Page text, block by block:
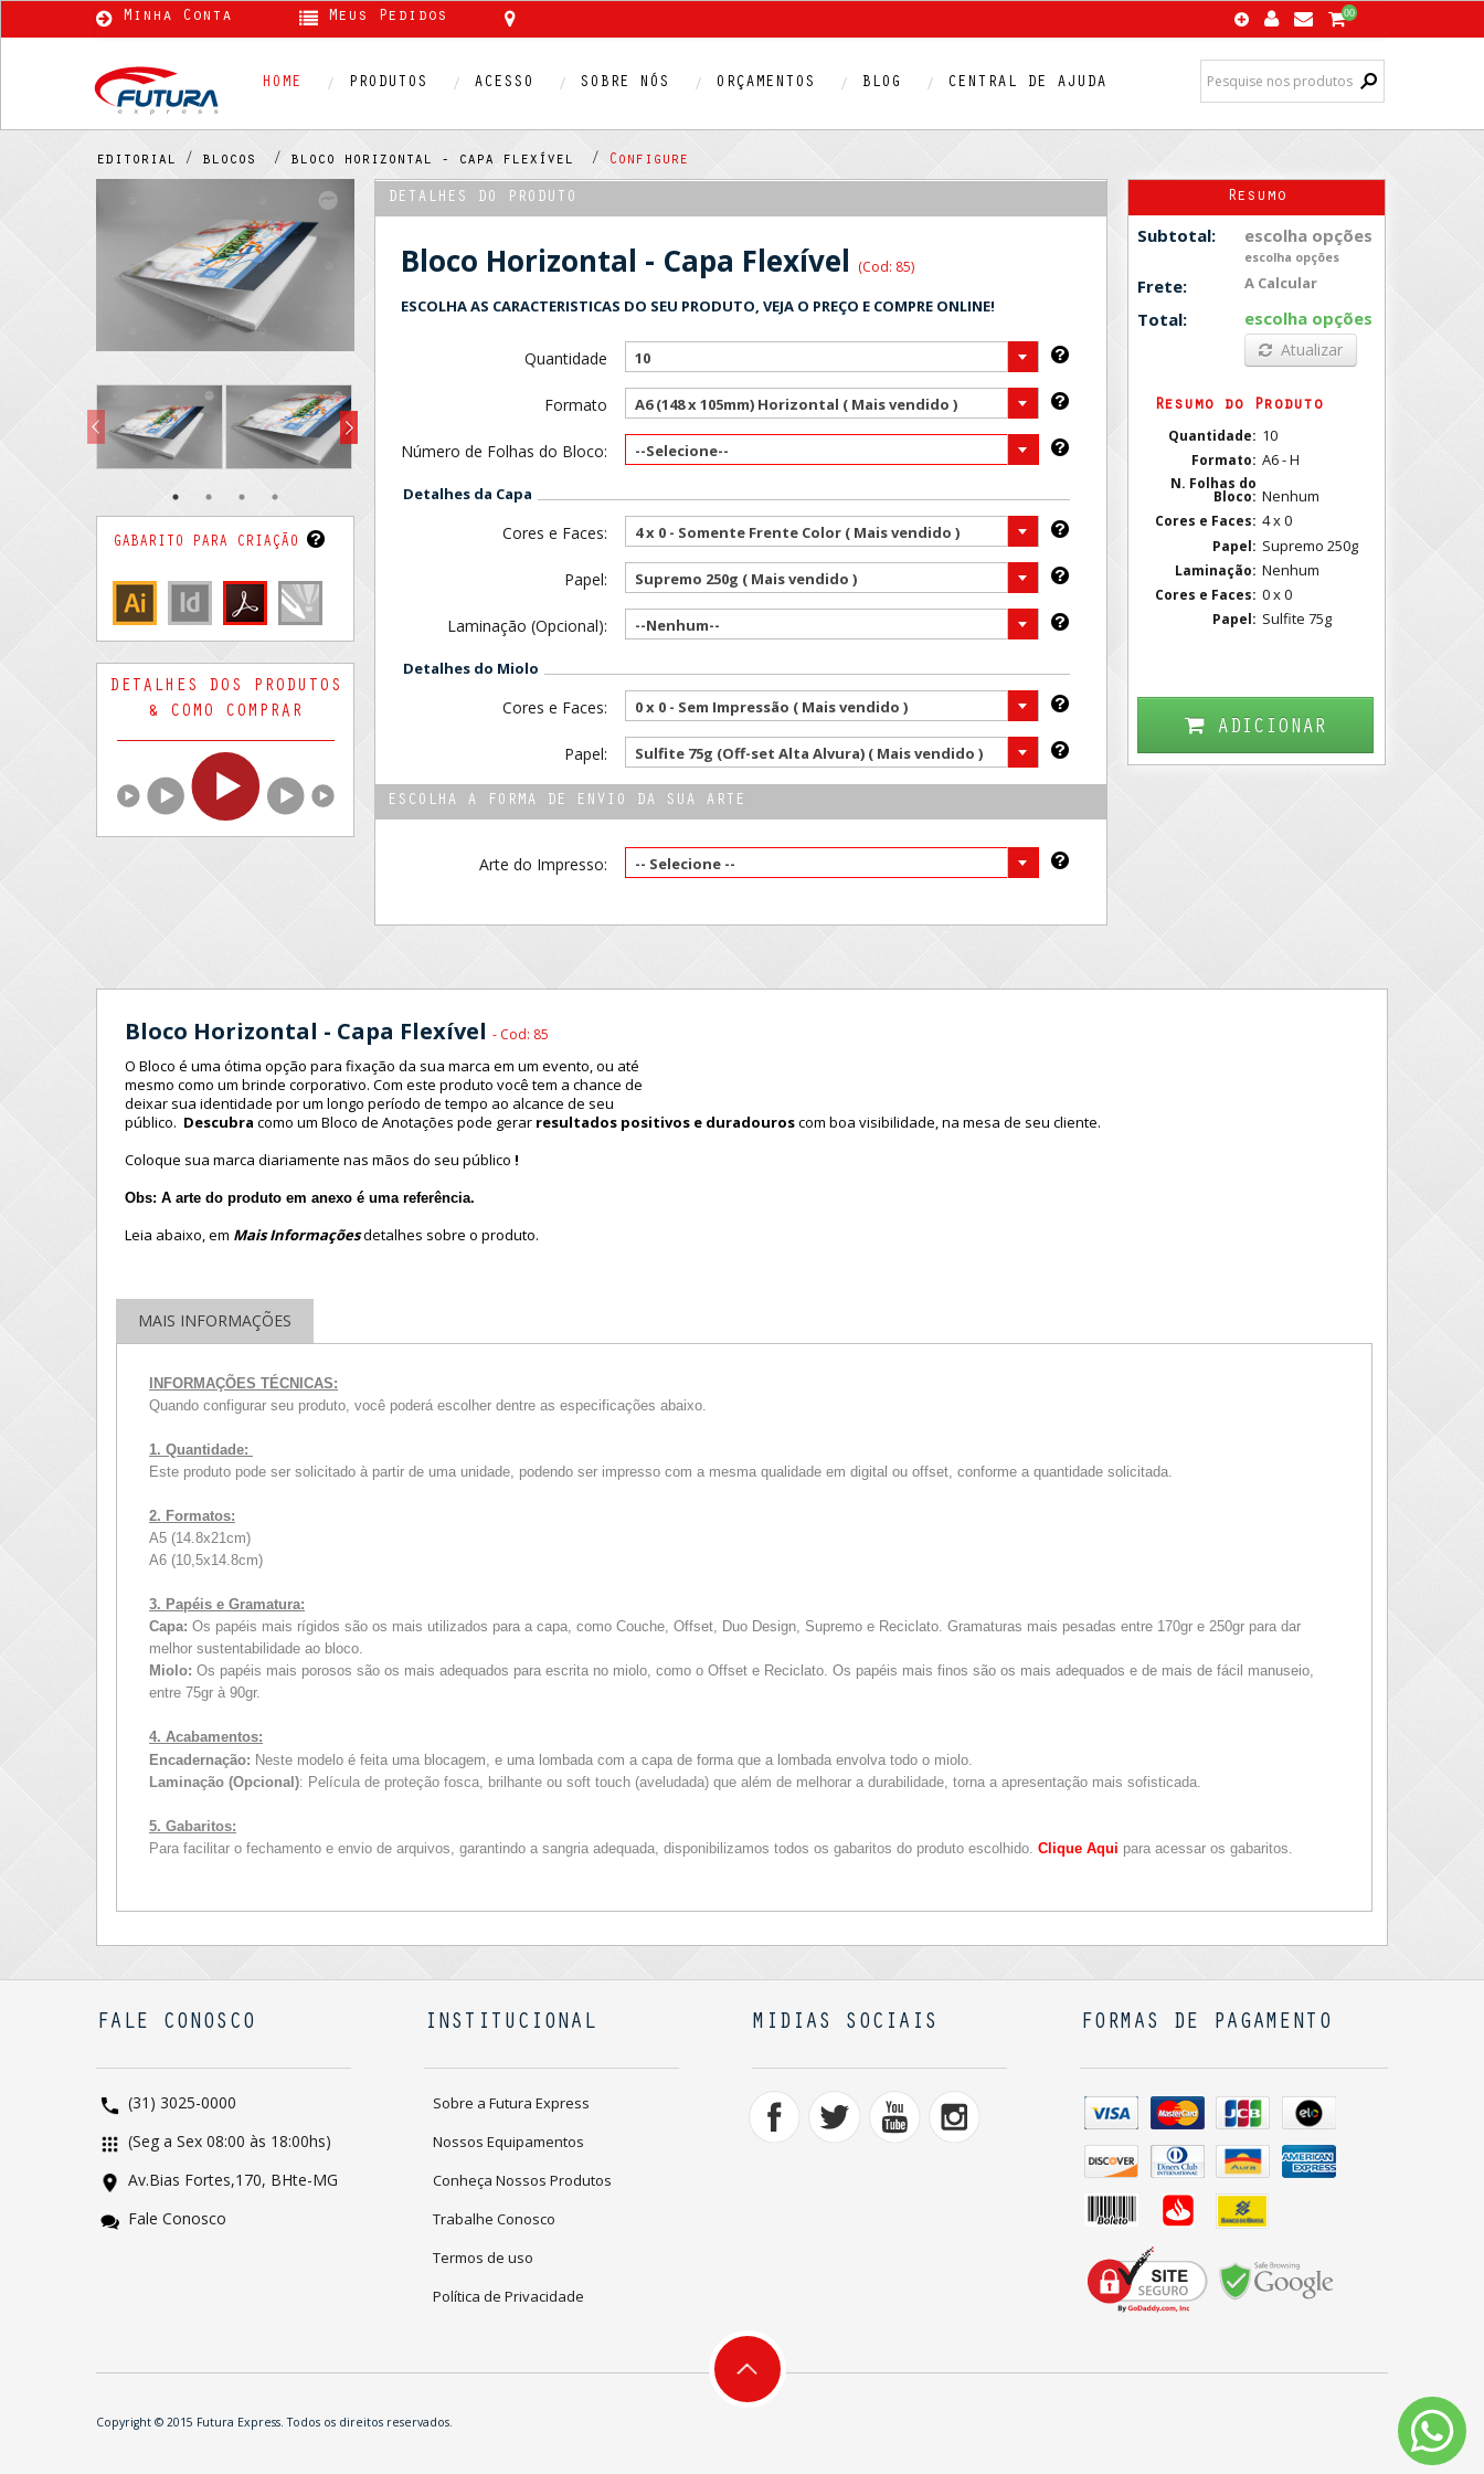
Minha Conta Meus Pedidos 00
HOME PRODUTOS ACESSO SOBRE NÓS ORÇAMENTOS BLOG CENTRAL DE AJUDA
editorial / blocos / bloco horizontal - capa flexível / Configure
GABARITO PARA CRIAÇÃO
DETALHES DOS PRODUTOS
& COMO COMPRAR
DETALHES DO PRODUTO
Bloco Horizontal - Capa Flexível (Cod: 85)
ESCOLHA AS CARACTERISTICAS DO SEU PRODUTO, VEJA O PREÇO E COMPRE ONLINE!
Quantidade 10
Formato A6 (148 x 105mm) Horizontal ( Mais vendido )
Número de Folhas do Bloco: --Selecione--
Detalhes da Capa
Cores e Faces: 4 x 0 - Somente Frente Color ( Mais vendido )
Papel: Supremo 250g ( Mais vendido )
Laminação (Opcional): --Nenhum--
Detalhes do Miolo
Cores e Faces: 0 x 0 - Sem Impressão ( Mais vendido )
Papel: Sulfite 75g (Off-set Alta Alvura) ( Mais vendido )
ESCOLHA A FORMA DE ENVIO DA SUA ARTE
Arte do Impresso: -- Selecione --
Resumo
Subtotal: escolha opções
escolha opções
Frete: A Calcular
Total: escolha opções
Atualizar
Resumo do Produto
Quantidade: 10
Formato: A6 - H
N. Folhas do
Bloco: Nenhum
Cores e Faces: 4 x 0
Papel: Supremo 250g
Laminação: Nenhum
Cores e Faces: 0 x 0
Papel: Sulfite 75g
ADICIONAR
Bloco Horizontal - Capa Flexível - Cod: 85
O Bloco é uma ótima opção para fixação da sua marca em um evento, ou até
mesmo como um brinde corporativo. Com este produto você tem a chance de
deixar sua identidade por um longo período de tempo ao alcance de seu
público. Descubra como um Bloco de Anotações pode gerar resultados positivos e duradouroscom boa visibilidade, na mesa de seu cliente.
Coloque sua marca diariamente nas mãos do seu público !
Obs: A arte do produto em anexo é uma referência.
Leia abaixo, em Mais Informaçõesdetalhes sobre o produto.
MAIS INFORMAÇÕES
INFORMAÇÕES TÉCNICAS:
Quando configurar seu produto, você poderá escolher dentre as especificações abaixo.
1. Quantidade:
Este produto pode ser solicitado à partir de uma unidade, podendo ser impresso com a mesma qualidade em digital ou offset, conforme a quantidade solicitada.
2. Formatos:
A5 (14.8x21cm)
A6 (10,5x14.8cm)
3. Papéis e Gramatura:
Capa: Os papéis mais rígidos são os mais utilizados para a capa, como Couche, Offset, Duo Design, Supremo e Reciclato. Gramaturas mais pesadas entre 170gr e 250gr para dar
melhor sustentabilidade ao bloco.
Miolo: Os papéis mais porosos são os mais adequados para escrita no miolo, como o Offset e Reciclato. Os papéis mais finos são os mais adequados e de mais de fácil manuseio,
entre 75gr à 90gr.
4. Acabamentos:
Encadernação: Neste modelo é feita uma blocagem, e uma lombada com a capa de forma que a lombada envolva todo o miolo.
Laminação (Opcional): Película de proteção fosca, brilhante ou soft touch (aveludada) que além de melhorar a durabilidade, torna a apresentação mais sofisticada.
5. Gabaritos:
Para facilitar o fechamento e envio de arquivos, garantindo a sangria adequada, disponibilizamos todos os gabaritos do produto escolhido. Clique Aqui para acessar os gabaritos.
FALE CONOSCO
(31) 3025-0000
(Seg a Sex 08:00 às 18:00hs)
Av.Bias Fortes,170, BHte-MG
Fale Conosco
INSTITUCIONAL
Sobre a Futura Express
Nossos Equipamentos
Conheça Nossos Produtos
Trabalhe Conosco
Termos de uso
Política de Privacidade
MIDIAS SOCIAIS FORMAS DE PAGAMENTO
Copyright © 2015 Futura Express. Todos os direitos reservados.